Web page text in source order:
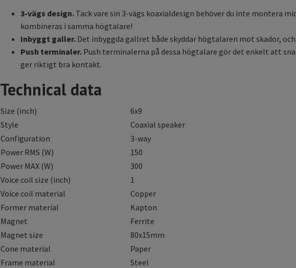
3-vägs design. Tack vare sin 3-vägs koaxialdesign behöver du inte montera
kombineras i samma högtalare!
Inbyggt galler. Det inbyggda gallret både skyddar högtalaren mot skador,
Push terminaler. Push terminalerna på dessa högtalare gör det enkelt att
ger riktigt bra kontakt.
Technical data
Size (inch)
6x9
Style
Coaxial speaker
Configuration
3-way
Power RMS (W)
150
Power MAX (W)
300
Voice coil size (inch)
1
Voice coil material
Copper
Former material
Kapton
Magnet
Ferrite
Magnet size
80x15mm
Cone material
Paper
Frame material
Steel